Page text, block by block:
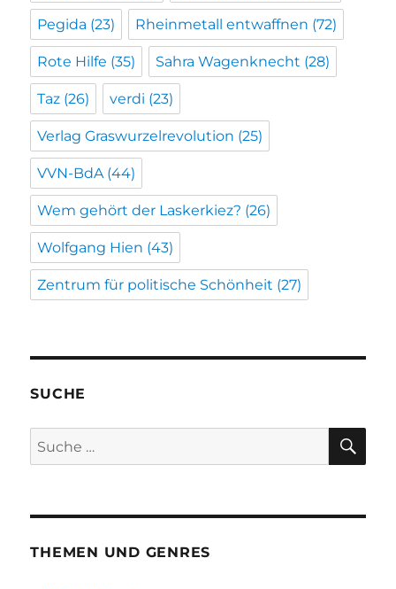
Pegida (23) Rheinmetall entwaffnen (72)
Rote Hilfe (35) Sahra Wagenknecht (28)
Taz (26) verdi (23)
Verlag Graswurzelrevolution (25)
VVN-BdA (44)
Wem gehört der Laskerkiez? (26)
Wolfgang Hien (43)
Zentrum für politische Schönheit (27)
SUCHE
Suche
nach:
THEMEN UND GENRES